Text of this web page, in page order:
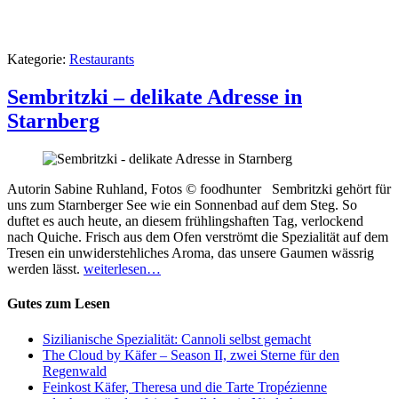
Kategorie: Restaurants
Sembritzki – delikate Adresse in
Starnberg
Autorin Sabine Ruhland, Fotos © foodhunter Sembritzki gehört für
uns zum Starnberger See wie ein Sonnenbad auf dem Steg. So
duftet es auch heute, an diesem frühlingshaften Tag, verlockend
nach Quiche. Frisch aus dem Ofen verströmt die Spezialität auf dem
Tresen ein unwiderstehliches Aroma, das unsere Gaumen wässrig
werden lässt. weiterlesen…
Gutes zum Lesen
Sizilianische Spezialität: Cannoli selbst gemacht
The Cloud by Käfer – Season II, zwei Sterne für den
Regenwald
Feinkost Käfer, Theresa und die Tarte Tropézienne